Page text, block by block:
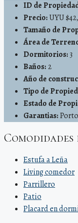
ID de
Precio:UYU
Tamaño de
Área de
Dormitorios:3
Baños: 2
Año de
Tipo de
Estado de
Garantias:Porto
Estufa a Leña
Living comedor
Parrillero
Patio
Placard en